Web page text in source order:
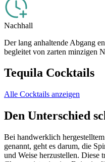
Nachhall
Der lang anhaltende Abgang
begleitet von zarten minzigen
Tequila Cocktails
Alle Cocktails anzeigen
Den Unterschied
Bei handwerklich
genannt, geht es darum, die
und Weise herzustellen. Diese